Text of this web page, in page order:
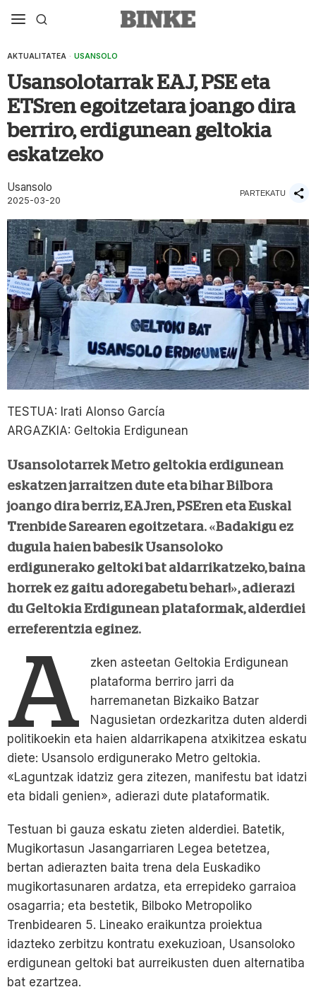
AKTUALITATEA · USANSOLO
Usansolotarrak EAJ, PSE eta
ETSren egoitzetara joango dira
berriro, erdigunean geltokia
eskatzeko
Usansolo
2025-03-20
PARTEKATU
TESTUA: Irati Alonso García
ARGAZKIA: Geltokia Erdigunean
Usansolotarrek Metro geltokia erdigunean
eskatzen jarraitzen dute eta bihar Bilbora
joango dira berriz, EAJren, PSEren eta Euskal
Trenbide Sarearen egoitzetara. «Badakigu ez
dugula haien babesik Usansoloko
erdigunerako geltoki bat aldarrikatzeko, baina
horrek ez gaitu adoregabetu behar!», adierazi
du Geltokia Erdigunean plataformak, alderdiei
erreferentzia eginez.
A
zken asteetan Geltokia Erdigunean
plataforma berriro jarri da
harremanetan Bizkaiko Batzar
Nagusietan ordezkaritza duten alderdi
politikoekin eta haien aldarrikapena atxikitzea eskatu
diete: Usansolo erdigunerako Metro geltokia.
«Laguntzak idatziz gera zitezen, manifestu bat idatzi
eta bidali genien», adierazi dute plataformatik.
Testuan bi gauza eskatu zieten alderdiei. Batetik,
Mugikortasun Jasangarriaren Legea betetzea,
bertan adierazten baita trena dela Euskadiko
mugikortasunaren ardatza, eta errepideko garraioa
osagarria; eta bestetik, Bilboko Metropoliko
Trenbidearen 5. Lineako eraikuntza proiektua
idazteko zerbitzu kontratu exekuzioan, Usansoloko
erdigunean geltoki bat aurreikusten duen alternatiba
bat ezartzea.